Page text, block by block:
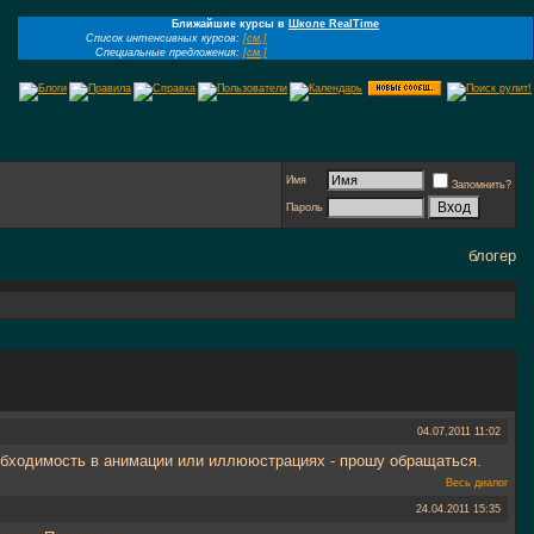
Ближайшие курсы в Школе RealTime
Список интенсивных курсов: [см.]
Специальные предложения: [см.]
Имя
Запомнить?
Пароль
блогер
04.07.2011 11:02
в анимации или иллююстрациях - прошу обращаться.
Весь диалог
24.04.2011 15:35